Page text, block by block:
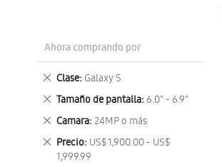
Ahora comprando por
Clase Galaxy S
Eliminar
este
artículo
Tamaño de pantalla 6.0" - 6.9"
Eliminar
este
artículo
Camara 24MP o más
Eliminar
este
artículo
Precio US$ 1,900.00 - US$
1,999.99
Eliminar
este